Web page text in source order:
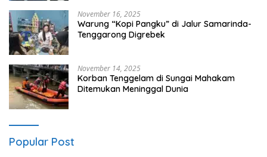
November 16, 2025
Warung “Kopi Pangku” di Jalur Samarinda-
Tenggarong Digrebek
November 14, 2025
Korban Tenggelam di Sungai Mahakam
Ditemukan Meninggal Dunia
Popular Post